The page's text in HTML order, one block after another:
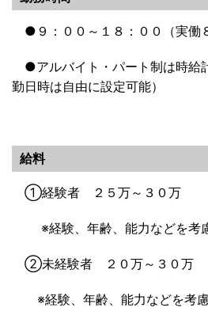
●９：００～１８：００（実働
●アルバイト・パート制は時給
勤日時は自由に設定可能）
給料
①経験者 ２５万～３０万
※経験、年齢、能力などを考
②未経験者 ２０万～３０万
※経験、年齢、能力などを考慮